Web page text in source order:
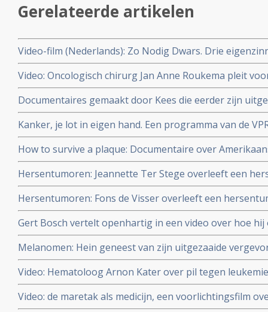
Gerelateerde artikelen
Video-film (Nederlands): Zo Nodig Dwars. Drie
genezing van kanker. copy 1
Video: Oncologisch chirurg Jan Anne Roukema pleit
patient in keuze voor doorbehandelen of stoppen.
Documentaires gemaakt door Kees die eerder zijn
zien via You Tube.
Kanker, je lot in eigen hand. Een programma van de
die omgaan met hun kanker.
How to survive a plaque: Documentaire over
de farmaceutische industrie breken en vochten voor
AIDS-patiënten
Hersentumoren: Jeannette Ter Stege overleeft een
4 door reguliere behandelingen en aanvullende
Hersentumoren: Fons de Visser overleeft een
reguliere aanpak en aanvullende middelen
Gert Bosch vertelt openhartig in een video over hoe
door combinatie van reguliere aanpak en aanvullende
behandelingen
Melanomen: Hein geneest van zijn uitgezaaide
met immuuntherapie met tumor infiltrerende T-
Video: Hematoloog Arnon Kater over pil tegen
de Wereld leert door
Video: de maretak als medicijn, een voorlichtingsfilm